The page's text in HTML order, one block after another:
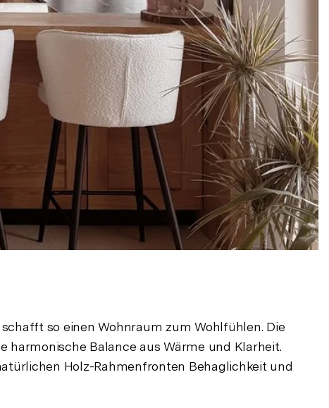
so einen Wohnraum zum Wohlfühlen. Die
harmonische Balance aus Wärme und Klarheit.
Holz-Rahmenfronten Behaglichkeit und